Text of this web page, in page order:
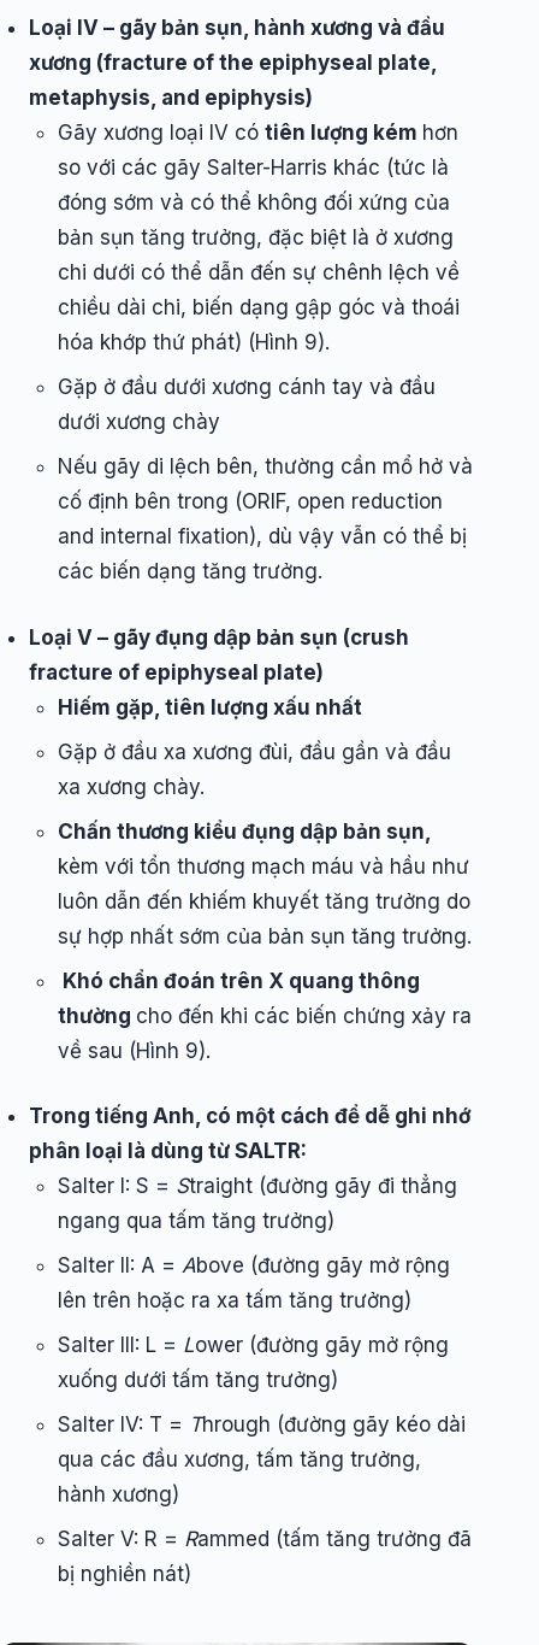
Loại IV – gãy bản sụn, hành xương và đầu
xương (fracture of the epiphyseal plate,
metaphysis, and epiphysis)
Gãy xương loại IV có tiên lượng kém hơn
so với các gãy Salter-Harris khác (tức là
đóng sớm và có thể không đối xứng của
bản sụn tăng trưởng, đặc biệt là ở xương
chi dưới có thể dẫn đến sự chênh lệch về
chiều dài chi, biến dạng gập góc và thoái
hóa khớp thứ phát) (Hình 9).
Gặp ở đầu dưới xương cánh tay và đầu
dưới xương chày
Nếu gãy di lệch bên, thường cần mổ hở và
cố định bên trong (ORIF, open reduction
and internal fixation), dù vậy vẫn có thể bị
các biến dạng tăng trưởng.
Loại V – gãy đụng dập bản sụn (crush
fracture of epiphyseal plate)
Hiếm gặp, tiên lượng xấu nhất
Gặp ở đầu xa xương đùi, đầu gần và đầu
xa xương chày.
Chấn thương kiểu đụng dập bản sụn,
kèm với tổn thương mạch máu và hầu như
luôn dẫn đến khiếm khuyết tăng trưởng do
sự hợp nhất sớm của bản sụn tăng trưởng.
Khó chẩn đoán trên X quang thông
thường cho đến khi các biến chứng xảy ra
về sau (Hình 9).
Trong tiếng Anh, có một cách để dễ ghi nhớ
phân loại là dùng từ SALTR:
Salter I: S = Straight (đường gãy đi thẳng
ngang qua tấm tăng trưởng)
Salter II: A = Above (đường gãy mở rộng
lên trên hoặc ra xa tấm tăng trưởng)
Salter III: L = Lower (đường gãy mở rộng
xuống dưới tấm tăng trưởng)
Salter IV: T = Through (đường gãy kéo dài
qua các đầu xương, tấm tăng trưởng,
hành xương)
Salter V: R = Rammed (tấm tăng trưởng đã
bị nghiền nát)